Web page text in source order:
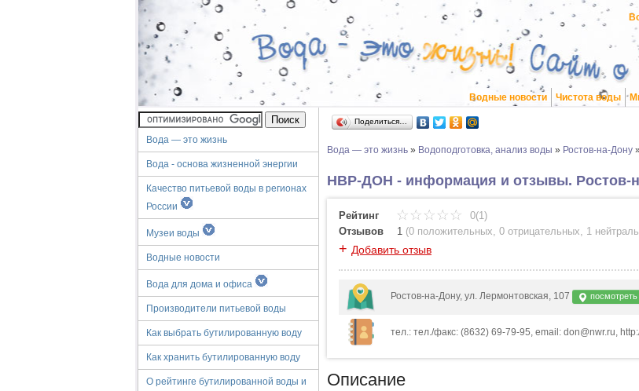
Водные новости Чистота воды
Вода — это жизнь
Вода - основа жизненной энергии
Качество питьевой воды в регионах
России
Музеи воды
Водные новости
Вода для дома и офиса
Производители питьевой воды
Как выбрать бутилированную воду
Как хранить бутилированную воду
О рейтинге бутилированной воды и
Поделиться…
Вода — это жизнь » Водоподготовка, анализ воды » Ростов-на-Дону
НВР-ДОН - информация и отзывы. Ростов-
Рейтинг
0(1)
Отзывов
1 (0 положительных, 0 отрицательных, 1
+ Добавить отзыв
Ростов-на-Дону, ул. Лермонтовская, 107 посмотреть
тел.: тел./факс: (8632) 69-79-95, email: don@nwr.ru,
Описание